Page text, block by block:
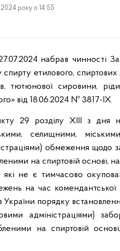
року о 14:55
набрав чинності
спирту етилового, спиртових
тютюнової сировини,
від 18.06.2024 № 3817-IX.
29 розділу ХІІІ з
селищними,
обмеження щодо
на спиртовій основі, на
які не є тимчасово
на час комендантської
України порядку
адміністраціями)
на спиртовій